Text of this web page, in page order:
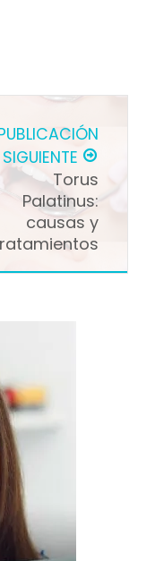
SIGUIENTE
Torus
Palatinus:
causas y